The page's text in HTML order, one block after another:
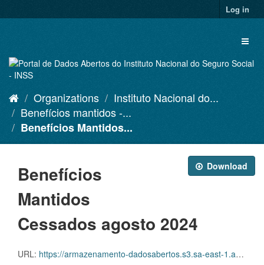
to
Log in
Organizations
Instituto Nacional do...
Benefícios mantidos -...
Benefícios Mantidos...
Download
Benefícios
Mantidos
Cessados agosto 2024
URL: https://armazenamento-dadosabertos.s3.sa-east-1.amazonaws.com/PDA_2023_2025/Grupos_de_dados/Benef%C3%ADcios+mantidos/D.SDA.PDA.004.MANCESSADOS.202408.CSV.ZIP